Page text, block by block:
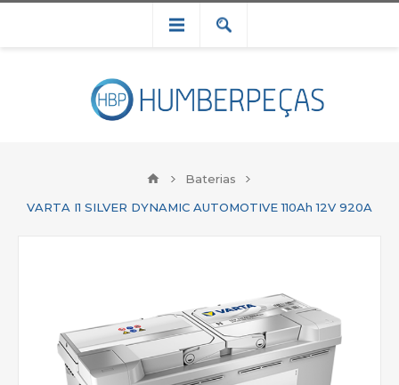
Baterias
VARTA I1 SILVER DYNAMIC AUTOMOTIVE 110Ah 12V 920A